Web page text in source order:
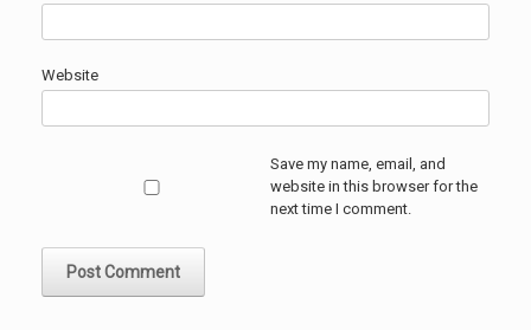
Website
Save my name, email, and
website in this browser for the
next time I comment.